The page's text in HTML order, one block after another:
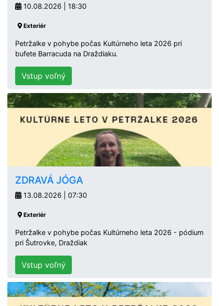
10.08.2026 | 18:30
Exteriér
Petržalke v pohybe počas Kultúrneho leta 2026 pri
bufete Barracuda na Draždiaku.
Vstup voľný
ZDRAVÁ JÓGA
13.08.2026 | 07:30
Exteriér
Petržalke v pohybe počas Kultúrneho leta 2026 - pódium
pri Šutrovke, Draždiak
Vstup voľný